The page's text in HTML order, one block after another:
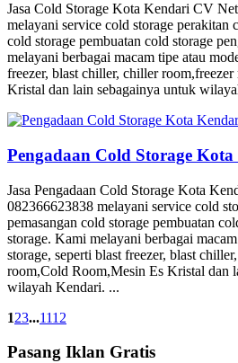
Jasa Cold Storage Kota Kendari CV
melayani service cold storage perakitan
cold storage pembuatan cold storage
melayani berbagai macam tipe atau
freezer, blast chiller, chiller
Kristal dan lain sebagainya untuk
Pengadaan Cold Storage
Jasa Pengadaan Cold Storage Kota
082366623838 melayani service cold
pemasangan cold storage pembuatan
storage. Kami melayani berbagai
storage, seperti blast freezer, blast
room,Cold Room,Mesin Es Kristal dan
wilayah Kendari. ...
123...1112
Pasang Iklan Gratis